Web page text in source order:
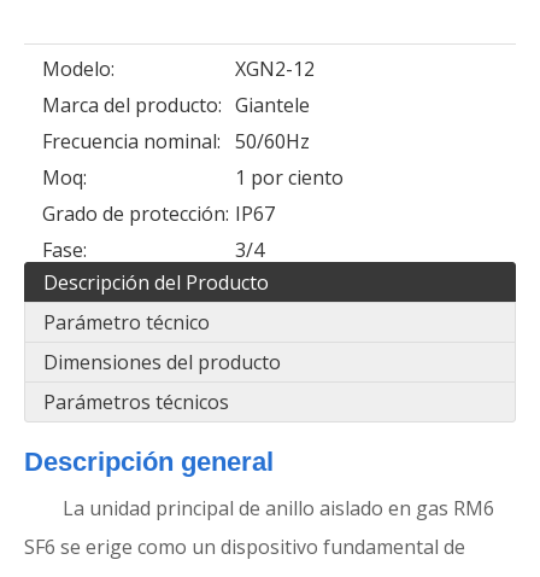
Modelo:
XGN2-12
Marca del producto: Giantele
Frecuencia nominal: 50/60Hz
Moq:
1 por ciento
Grado de protección: IP67
Fase:
3/4
Descripción del Producto
Parámetro técnico
Dimensiones del producto
Parámetros técnicos
Descripción general
La unidad principal de anillo aislado en gas RM6
SF6 se erige como un dispositivo fundamental de